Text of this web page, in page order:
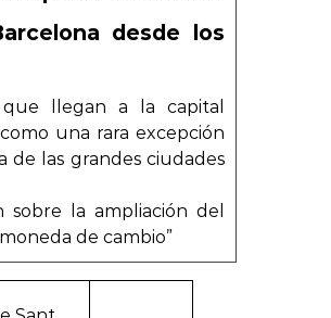
desde los
que llegan a la capital
una rara excepción
las grandes ciudades
la ampliación del
de cambio”